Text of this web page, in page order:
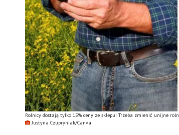
Rolnicy dostają tylko 15% ceny ze sklepu! Trzeba zmienić unijne
Justyna Czupryniak/Canva